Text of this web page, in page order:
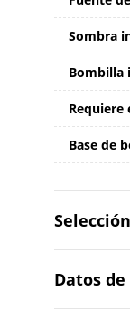
Sombra
Bombilla
Requiere
Base de
Datos